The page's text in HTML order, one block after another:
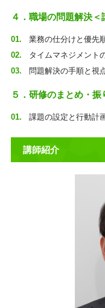
４．職場の問題解決＜
業務の仕分けと優先
タイムマネジメント
問題解決の手順と視
５．研修のまとめ・
課題の設定と行動計
講師紹介